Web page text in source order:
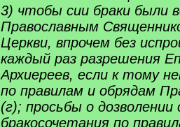
3) чтобы сии браки были
Православным
Церкви, впрочем без
каждый раз разрешения
Архиереев, если к тому
по правилам и обрядам
(г); просьбы о
бракосочетания по